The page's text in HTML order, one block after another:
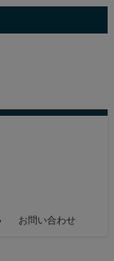
お問い合わせ